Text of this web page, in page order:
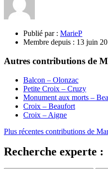
Publié par : MarieP
Membre depuis : 13 juin
Autres contributions de
Balcon – Olonzac
Petite Croix – Cruzy
Monument aux morts –
Croix – Beaufort
Croix – Aigne
Plus récentes contributions de
Recherche experte :